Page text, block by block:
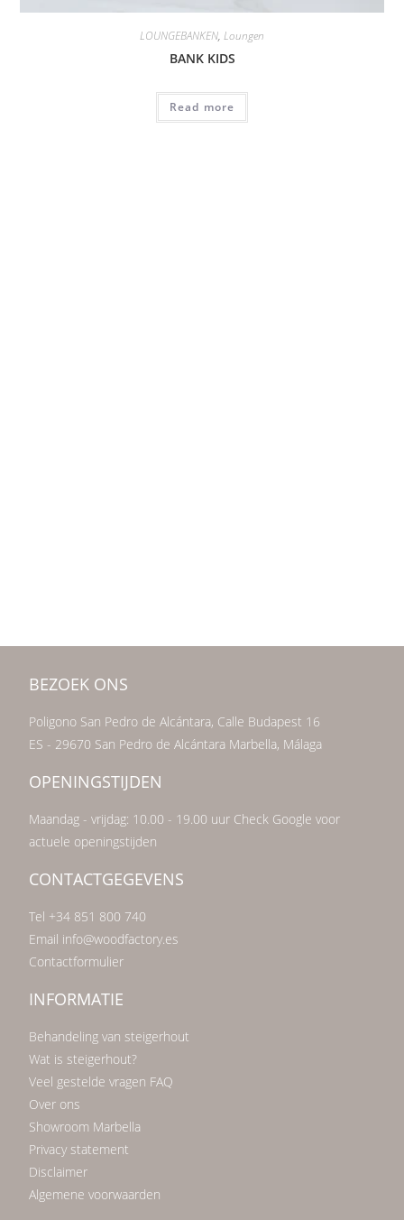
LOUNGEBANKEN, Loungen
BANK KIDS
Read more
BEZOEK ONS
Poligono San Pedro de Alcántara, Calle Budapest 16
ES - 29670 San Pedro de Alcántara Marbella, Málaga
OPENINGSTIJDEN
Maandag - vrijdag: 10.00 - 19.00 uur Check Google voor
actuele openingstijden
CONTACTGEGEVENS
Tel +34 851 800 740
Email info@woodfactory.es
Contactformulier
INFORMATIE
Behandeling van steigerhout
Wat is steigerhout?
Veel gestelde vragen FAQ
Over ons
Showroom Marbella
Privacy statement
Disclaimer
Algemene voorwaarden